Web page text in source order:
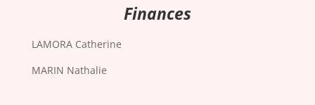
Finances
LAMORA Catherine
MARIN Nathalie